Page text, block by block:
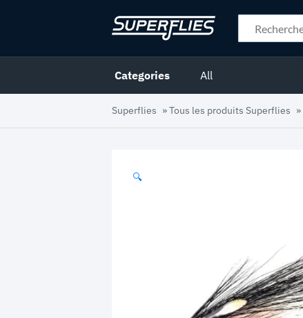
Categories All
Superflies »Tous les produits Superflies »
🔍